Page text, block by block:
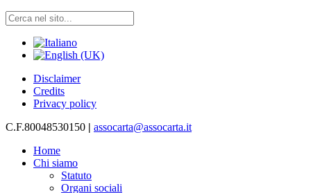
Disclaimer
Credits
Privacy policy
C.F.80048530150 | assocarta@assocarta.it
Home
Chi siamo
Statuto
Organi sociali